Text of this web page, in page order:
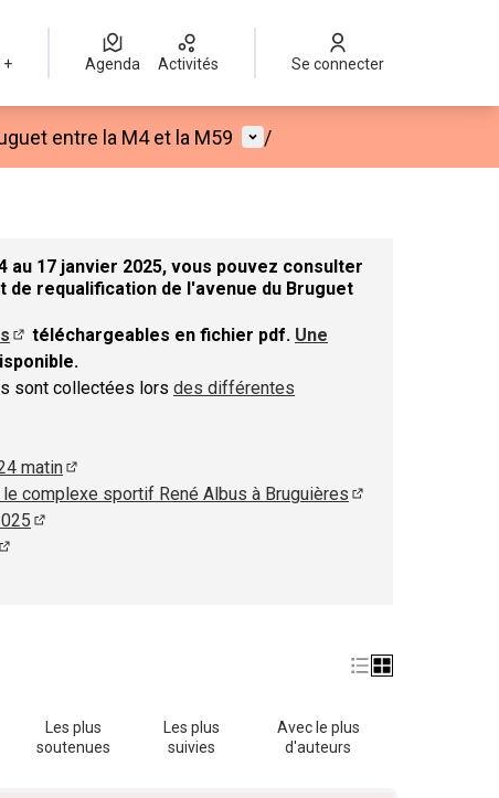
+ Agenda Activités Se connecter
entre la M4 et la M59 Menu utilisateur
/
au 17 janvier 2025, vous pouvez consulter
requalification de l'avenue du Bruguet
onglet)
(S'ouvre dans un nouvel onglet)
téléchargeables en fichier pdf. Une
onglet)
sont collectées lors des différentes
un nouvel onglet)
matin
(S'ouvre dans un nouvel onglet)
complexe sportif René Albus à Bruguières
Les plus
soutenues
Les plus
suivies
Avec le plus
d'auteurs